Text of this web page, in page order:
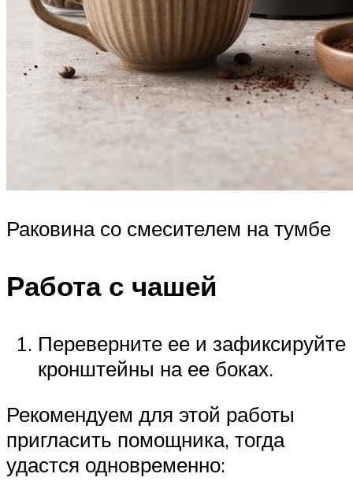
Раковина со смесителем на тумбе
Работа с чашей
Переверните ее и зафиксируйте
кронштейны на ее боках.
Рекомендуем для этой работы
пригласить помощника, тогда
удастся одновременно: